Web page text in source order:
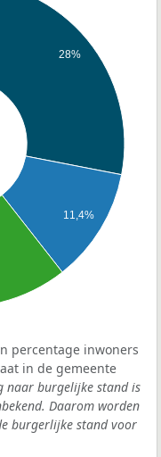
28%
11,4%
percentage inwoners
in de gemeente
naar burgelijke stand is
Daarom worden
burgerlijke stand voor